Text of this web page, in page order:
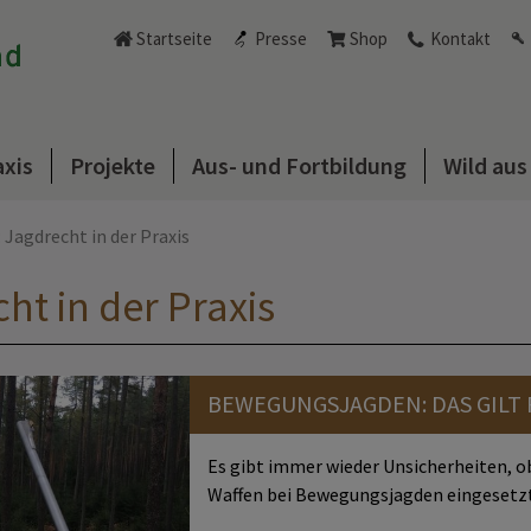
Startseite Presse Shop Kontakt
Projekte Aus- und Fortbildung Wild aus
in der Praxis
in der Praxis
BEWEGUNGSJAGDEN: DAS
Es gibt immer wieder Unsicherheiten,
Waffen bei Bewegungsjagden